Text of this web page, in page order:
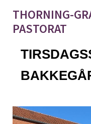
THORNING-
PASTORAT